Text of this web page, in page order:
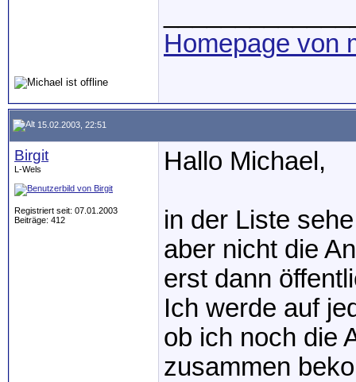
Homepage von
15.02.2003, 22:51
Birgit
L-Wels
Registriert seit: 07.01.2003
Beiträge: 412
Hallo Michael,
in der Liste
aber nicht die
erst dann
Ich werde auf
ob ich noch die
zusammen